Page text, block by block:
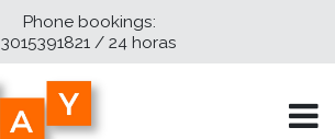
Phone bookings:
3015391821 / 24 horas